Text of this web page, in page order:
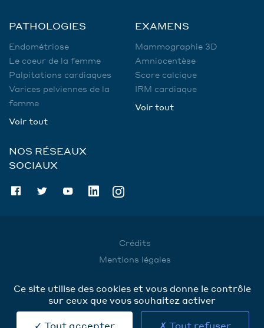
PATHOLOGIES
Endométriose
Le coeur de la femme
Palpitations cardiaques
Varices pelviennes de la
femme
Voir tout
EXAMENS
Mammographie 3D
Amniocentèse
Score calcique
IRM cardiaque
Voir tout
NOS RÉSEAUX
SOCIAUX
Crédits
Mentions légales
Cookies
Contact
Ce site utilise des cookies et vous donne le contrôle
sur ceux que vous souhaitez activer
Tout accepter Tout refuser